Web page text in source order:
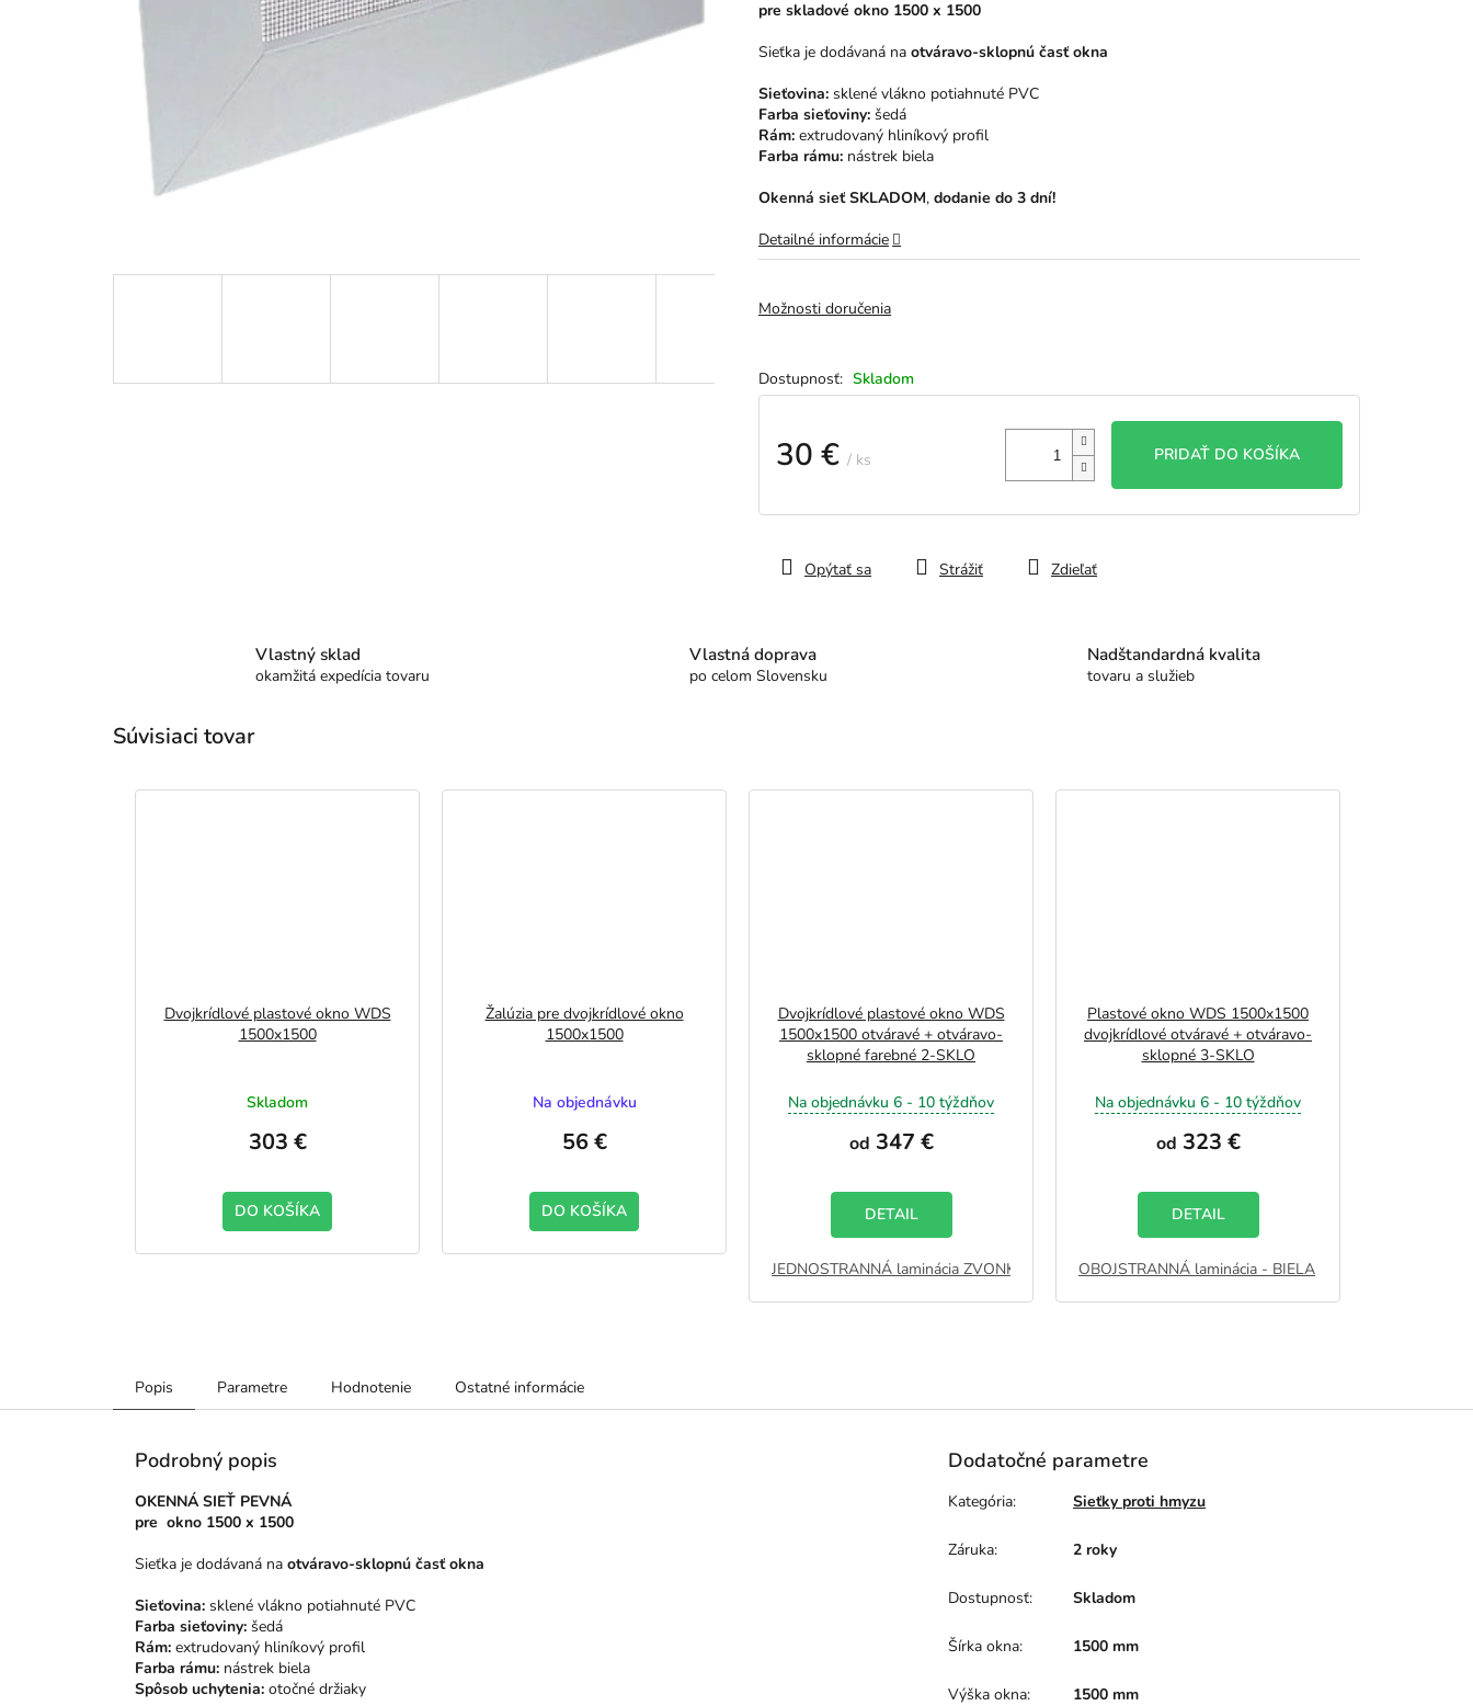
Skladom
Možnosti doručenia
30 € / ks
cena:
PRIDAŤ DO KOŠÍKA
pre skladové okno 1500 x 1500
Sieťka je dodávaná na otváravo-sklopnú časť okna
Sieťovina: sklené vlákno potiahnuté PVC
Farba sieťoviny: šedá
Rám: extrudovaný hliníkový profil
Farba rámu: nástrek biela
Okenná sieť SKLADOM, dodanie do 3 dní!
Detailné informácie
Opýtať sa Strážiť Zdieľať
5
Vlastný sklad
okamžitá expedícia tovaru
Vlastná doprava
po celom Slovensku
Nadštandardná kvalita
tovaru a služieb
Súvisiaci tovar
Dvojkrídlové plastové okno WDS
1500x1500
Skladom
303 €
DO KOŠÍKA
Žalúzia pre dvojkrídlové okno
1500x1500
Na objednávku
56 €
DO KOŠÍKA
Dvojkrídlové plastové okno WDS
1500x1500 otváravé + otváravo-
sklopné farebné 2-SKLO
Na objednávku 6 - 10 týždňov
od 347 €
DETAIL
JEDNOSTRANNÁ laminácia ZVONKU - ANTRACIT JEDNOSTRANNÁ laminácia ZVONKU - ZLATÝ
Plastové okno WDS 1500x1500
dvojkrídlové otváravé + otváravo-
sklopné 3-SKLO
Na objednávku 6 - 10 týždňov
od 323 €
DETAIL
OBOJSTRANNÁ laminácia - BIELA
Popis Parametre Hodnotenie Ostatné informácie
Podrobný popis
OKENNÁ SIEŤ PEVNÁ
pre okno 1500 x 1500
Sieťka je dodávaná na otváravo-sklopnú časť okna
Sieťovina: sklené vlákno potiahnuté PVC
Farba sieťoviny: šedá
Rám: extrudovaný hliníkový profil
Farba rámu: nástrek biela
Spôsob uchytenia: otočné držiaky
Dodatočné parametre
Kategória: Sieťky proti hmyzu
Záruka: 2 roky
Dostupnosť: Skladom
Šírka okna: 1500 mm
Výška okna: 1500 mm